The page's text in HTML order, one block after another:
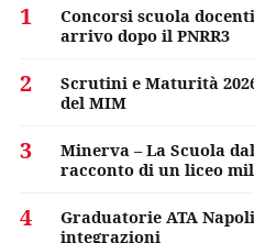
1
Concorsi scuola
arrivo dopo il PNRR3
2
Scrutini e Maturità
del MIM
3
Minerva – La Scuola
racconto di un liceo
4
Graduatorie ATA
integrazioni